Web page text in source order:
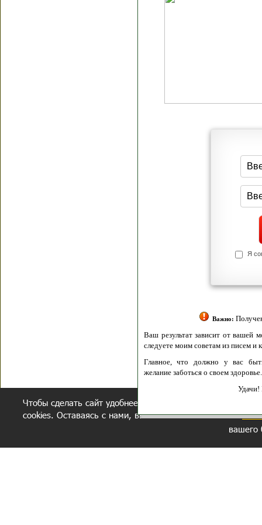
Я
Важно:Получение
Ваш результат зависит от вашей
следуете моим советам из писем и книг.
Главное, что должно у вас быть -
желание заботься о своем здоровье.
Удачи!
Чтобы сделать сайт удобнее, осуществляется обработка
cookies. Оставаясь с нами, вы соглашаетесь с нашей
вашего